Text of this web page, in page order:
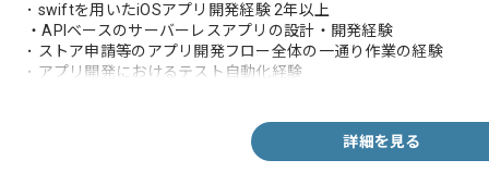
･ swiftを用いたiOSアプリ開発経験 2年以上
・APIベースのサーバーレスアプリの設計・開発経験
･ ストア申請等のアプリ開発フロー全体の一通り作業の経験
･ アプリ開発におけるテスト自動化経験
詳細を見る